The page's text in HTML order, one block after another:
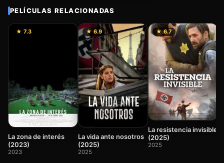
PELÍCULAS RELACIONADAS
★ 7.3
La zona de interés
(2023)
2023
★ 6.9
La vida ante nosotros
(2025)
2025
★ 6.7
La resistencia invisible
(2025)
2025